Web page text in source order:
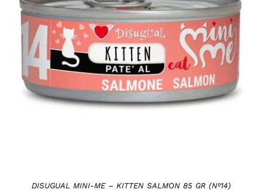
DETAILS
DISUGUAL MINI-ME – KITTEN SALMON 85 GR (Nº14)